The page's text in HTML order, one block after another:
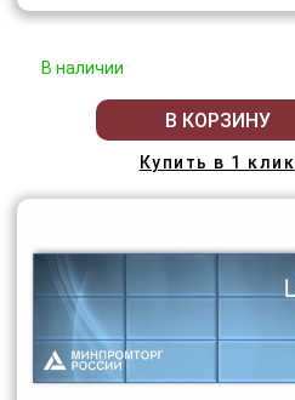
В наличии
В КОРЗИНУ
Купить в 1 клик